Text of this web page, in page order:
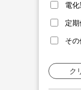
電
定期
そ
ク